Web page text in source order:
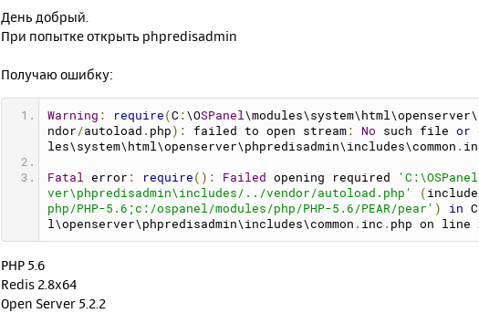
о
б
е
День добрый.
При попытке открыть phpredisadmin
Получаю ошибку:
Warning : require (C : \OSPanel
ndor /autoload . php ): failed to open stream : No such file or
les\system\html\openserver\phpredisadmin\includes\common .
Fatal error : require (): Failed opening required
ver\phpredisadmin\includes/../vendor/autoload.php'
(
php/PHP-5.6;c:/ospanel/modules/php/PHP-5.6/PEAR/pear' ) in C
l\openserver\phpredisadmin\includes\common . inc . php on line
PHP 5.6
Redis 2.8x64
Open Server 5.2.2